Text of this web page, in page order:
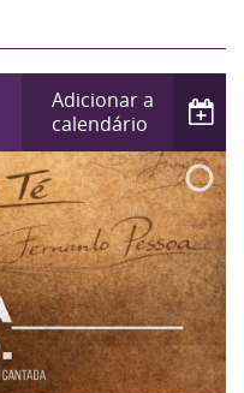
Adicionar a
calendário